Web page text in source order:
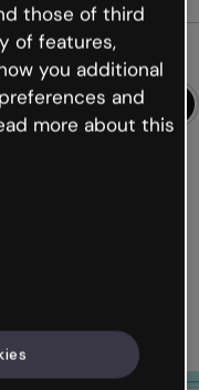
those of third
of features,
you additional
and
more about this